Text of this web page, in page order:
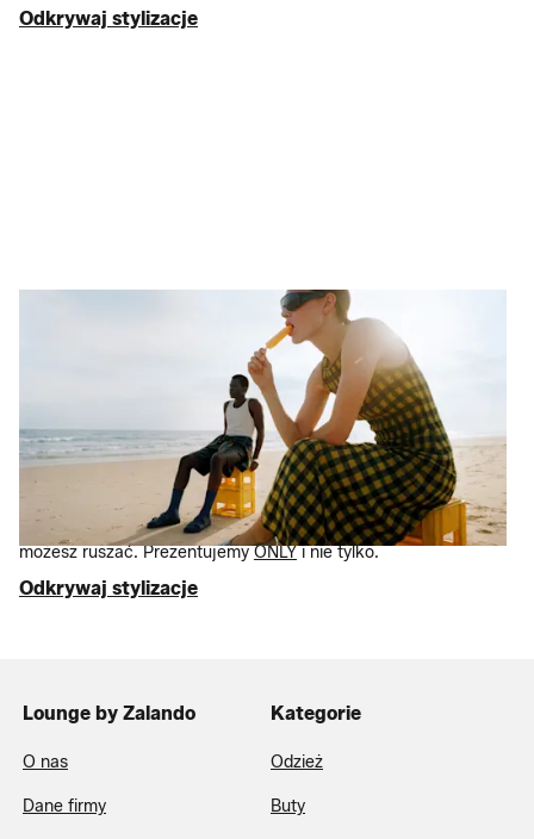
Odkrywaj stylizacje
Skup się na podróży
zamiast na cenach
Letnia wymiana garderoby zaczyna się od rzeczy
podstawowych. Od klasykówBirkenstocki dżinsyLevi’spo
stroje kąpielowe
sukienki, które naprawdę się spodobają –
wybraliśmy to, co najlepsze, z rabatem nawet 75% w
porównaniu do ceny sugerowanej. Jeszcze tylkowalizki
i
możesz ruszać. PrezentujemyONLYi nie tylko.
Odkrywaj stylizacje
Lounge by Zalando
O nas
Dane firmy
Kategorie
Odzież
Buty